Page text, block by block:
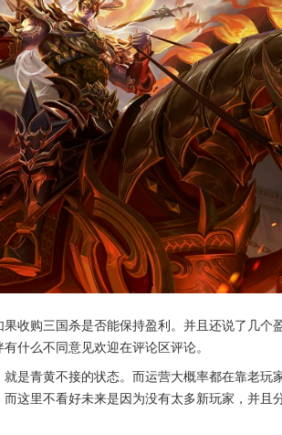
收购三国杀是否能保持盈利。并且还说了几个
什么不同意见欢迎在评论区评论。
是青黄不接的状态。而运营大概率都在靠老玩
这里不看好未来是因为没有太多新玩家，并且